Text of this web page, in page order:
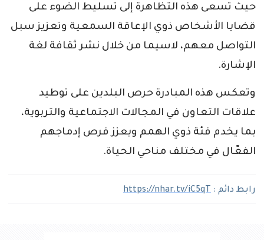
حيث تسعى هذه التظاهرة إلى تسليط الضوء على
قضايا الأشخاص ذوي الإعاقة السمعية وتعزيز سبل
التواصل معهم، لاسيما من خلال نشر ثقافة لغة
الإشارة.
وتعكس هذه المبادرة حرص البلدين على توطيد
علاقات التعاون في المجالات الاجتماعية والتربوية،
بما يخدم فئة ذوي الهمم ويعزز فرص إدماجهم
الفعّال في مختلف مناحي الحياة.
رابط دائم : https://nhar.tv/iC5qT